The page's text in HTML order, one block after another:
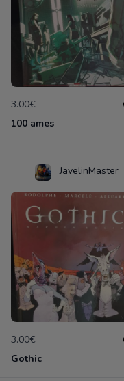
3.00€
100 ames
JavelinMaster
3.00€
Gothic